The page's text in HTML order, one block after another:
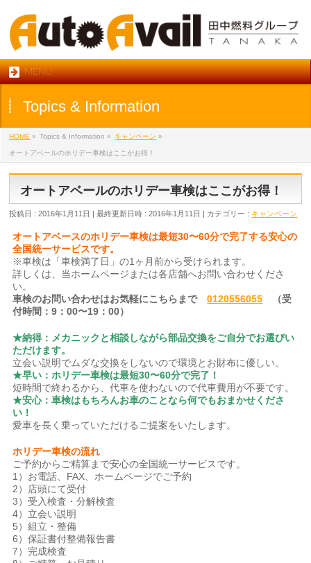
MENU
Topics & Information
HOME » Topics & Information » キャンペーン »
オートアベールのホリデー車検はここがお得！
オートアベールのホリデー車検はここがお得！
投稿日 : 2016年1月11日 最終更新日時 : 2016年1月11日 カテゴリー : キャンペーン
オートアベースのホリデー車検は最短30〜60分で完了する安心の
全国統一サービスです。
※車検は「車検満了日」の1ヶ月前から受けられます。
詳しくは、当ホームページまたは各店舗へお問い合わせくださ
い。
車検のお問い合わせはお気軽にこちらまで0120556055 （受
付時間：9：00〜19：00）
★納得：メカニックと相談しながら部品交換をご自分でお選びい
ただけます。
立会い説明でムダな交換をしないので環境とお財布に優しい。
★早い：ホリデー車検は最短30〜60分で完了！
短時間で終わるから、代車を使わないので代車費用が不要です。
★安心：車検はもちろんお車のことなら何でもおまかせくださ
い！
愛車を長く乗っていただけるご提案をいたします。
ホリデー車検の流れ
ご予約からご精算まで安心の全国統一サービスです。
1）お電話、FAX、ホームページでご予約
2）店頭にて受付
3）受入検査・分解検査
4）立会い説明
5）組立・整備
6）保証書付整備報告書
7）完成検査